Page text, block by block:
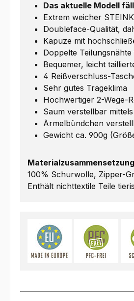
Das aktuelle Modell
Extrem weicher
Doubleface-Qualität,
Kapuze mit
Doppelte
Bequemer, leicht
4 Reißverschluss-
Sehr gutes Trageklima
Hochwertiger 2-Wege-
Saum verstellbar
Ärmelbündchen
Gewicht ca. 900g
100% Schurwolle, Zipper-
Enthält nichttextile Teile